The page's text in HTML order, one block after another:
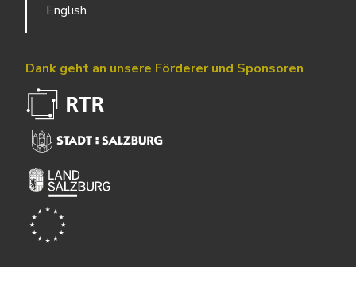
English
Dank geht an unsere Förderer und Sponsoren